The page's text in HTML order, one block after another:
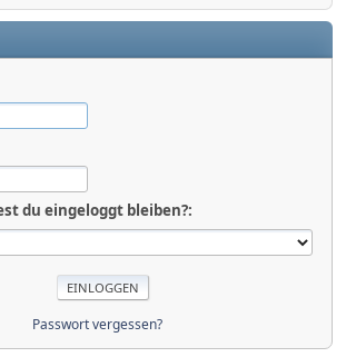
du eingeloggt bleiben?:
Passwort vergessen?